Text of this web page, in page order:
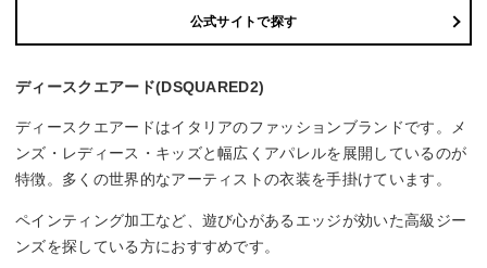
公式サイトで探す
ディースクエアード(DSQUARED2)
ディースクエアードはイタリアのファッションブランドです。メ
ンズ・レディース・キッズと幅広くアパレルを展開しているのが
特徴。多くの世界的なアーティストの衣装を手掛けています。
ペインティング加工など、遊び心があるエッジが効いた高級ジー
ンズを探している方におすすめです。